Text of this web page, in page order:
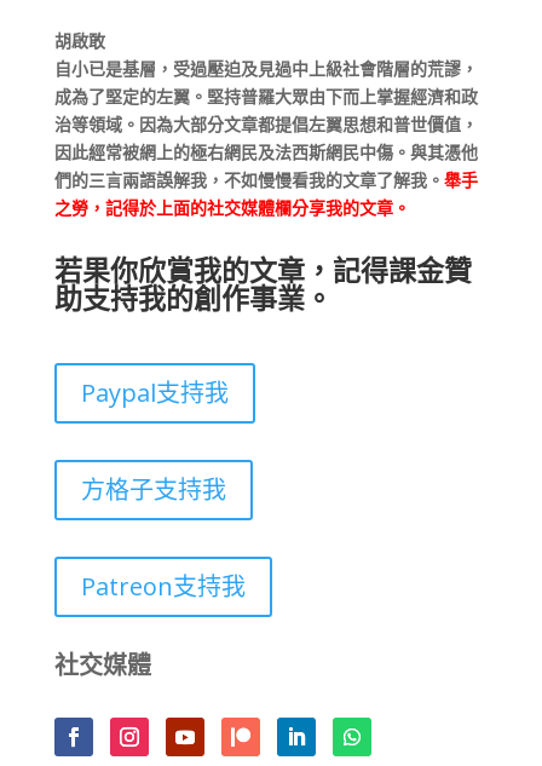
胡啟敢
自小已是基層，受過壓迫及見過中上級社會階層的荒謬，
成為了堅定的左翼。堅持普羅大眾由下而上掌握經濟和政
治等領域。因為大部分文章都提倡左翼思想和普世價值，
因此經常被網上的極右網民及法西斯網民中傷。與其憑他
們的三言兩語誤解我，不如慢慢看我的文章了解我。 舉手
之勞，記得於上面的社交媒體欄分享我的文章。
若果你欣賞我的文章，記得課金贊
助支持我的創作事業。
Paypal支持我
方格子支持我
Patreon支持我
社交媒體